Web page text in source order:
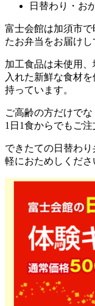
日替わり・お
富士会館は加須市
たお弁当をお届けし
加工食品は未使用
入れた新鮮な食材
持っています。
ご高齢の方だけで
1日1食からでもご注
できたての日替わ
軽におためしくださ